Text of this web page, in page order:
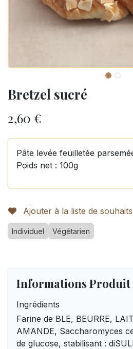
Bretzel sucré
2,60 €
Pâte levée feuilletée
Poids net : 100g
Ajouter à la liste de souhaits
Individuel Végétarien
Informations Produit
Ingrédients
Farine de BLE, BEURRE,
AMANDE, Saccharomyces
de glucose, stabilisant :